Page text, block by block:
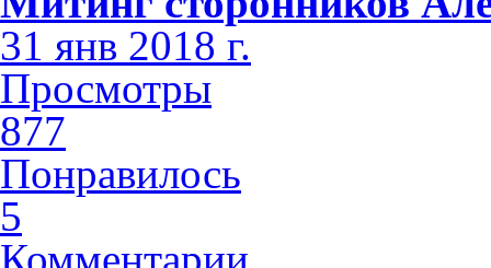
31 янв 2018 г.
Просмотры
877
Понравилось
5